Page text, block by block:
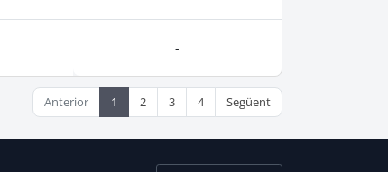
-
Anterior 1 2 3 4 Següent